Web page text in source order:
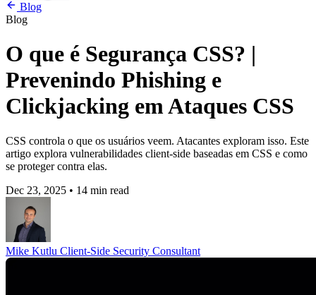
Blog
Blog
O que é Segurança CSS? |
Prevenindo Phishing e
Clickjacking em Ataques CSS
CSS controla o que os usuários veem. Atacantes exploram isso. Este
artigo explora vulnerabilidades client-side baseadas em CSS e como
se proteger contra elas.
Dec 23, 2025 • 14 min read
Mike Kutlu Client-Side Security Consultant